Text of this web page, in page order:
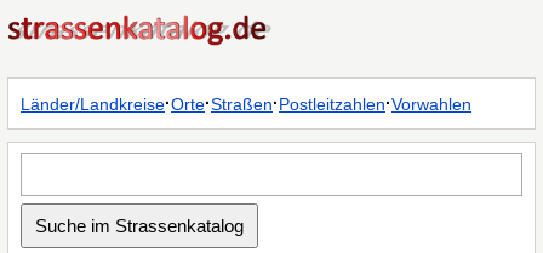
Länder/Landkreise·Orte·Straßen·Postleitzahlen·Vorwahlen